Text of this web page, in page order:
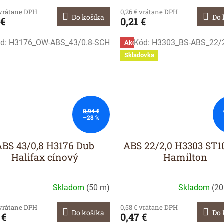
DPH
Do košíka
0,26 € vrátane DPH
0,21 € Do
0,94 €
–28 %
43/0,8 H3176 Dub
Halifax cínový
Skladom (50 m)
DPH
Do košíka
H3176_OW-ABS_43/0.8-SCH
Akcia
Skladovka
ABS 22/2,0 H3303
Hamilton
Skladom (
0,58 € vrátane DPH
0,47 € Do
Kód: H3303_BS-ABS_22/